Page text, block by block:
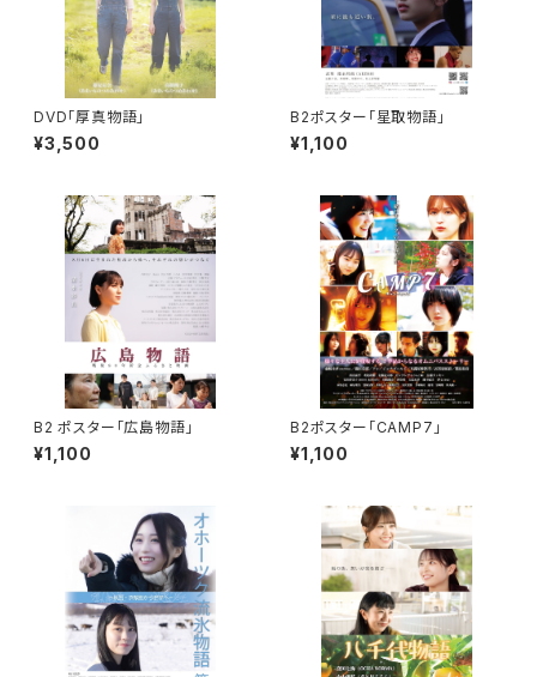
DVD「厚真物語」
¥3,500
B2ポスター「星取物語」
¥1,100
B2 ポスター「広島物語」
¥1,100
B2ポスター「CAMP7」
¥1,100